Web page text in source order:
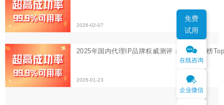
免费
试用
在线咨询
企业微信